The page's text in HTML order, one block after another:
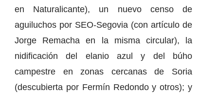
en Naturalicante), un nuevo censo de
aguiluchos por SEO-Segovia (con artículo de
Jorge Remacha en la misma circular), la
nidificación del elanio azul y del búho
campestre en zonas cercanas de Soria
(descubierta por Fermín Redondo y otros); y